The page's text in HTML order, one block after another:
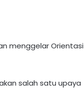
menggelar Orientasi
salah satu upaya